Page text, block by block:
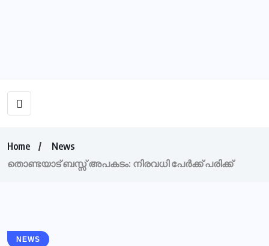
Home
News
തൊണ്ടയാട് ബസ്സ് അപകടം: നിരവധി പേര്‍ക്ക് പരിക്ക്‌
NEWS